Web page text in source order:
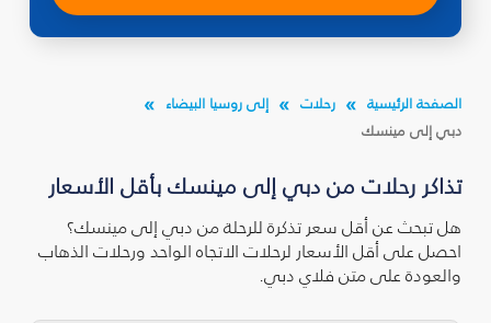
الصفحة الرئيسية رحلات
إلى روسيا البيضاء
دبي إلى مينسك
تذاكر رحلات من دبي إلى مينسك بأقل الأسعار
هل تبحث عن أقل سعر تذكرة للرحلة من دبي إلى مينسك؟
احصل على أقل الأسعار لرحلات الاتجاه الواحد ورحلات الذهاب
والعودة على متن فلاي دبي.